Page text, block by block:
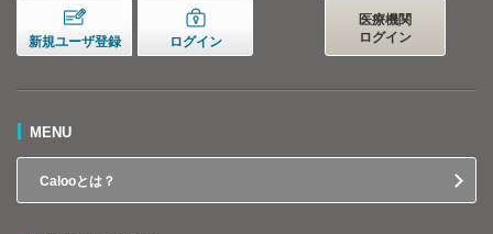
新規ユーザ登録 ログイン
医療機関
ログイン
MENU
Calooとは？